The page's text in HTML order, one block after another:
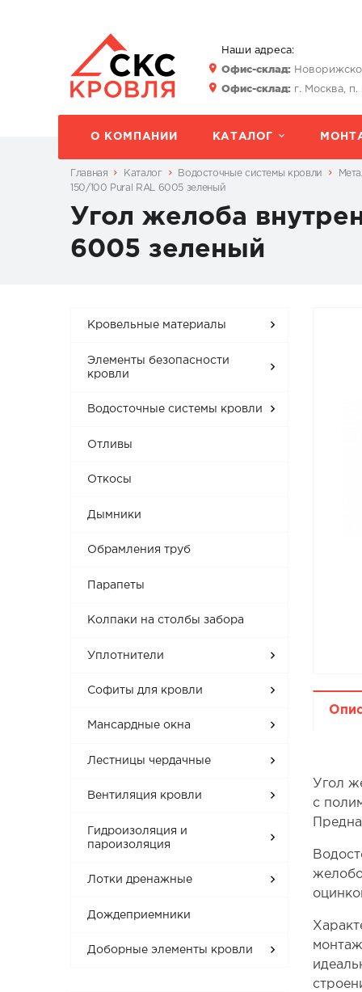
Наши адреса:
Офис-склад:
Офис-склад:г. Москва, п.
О КОМПАНИИ КАТАЛОГ
Главная Каталог Водосточные системы кровли
150/100 Pural RAL 6005 зеленый
Угол желоба
6005 зеленый
Кровельные материалы
Элементы безопасности
кровли
Водосточные системы кровли
Отливы
Откосы
Дымники
Обрамления труб
Парапеты
Колпаки на столбы забора
Уплотнители
Софиты для кровли
Мансардные окна
Лестницы чердачные
Вентиляция кровли
Гидроизоляция и
пароизоляция
Лотки дренажные
Дождеприемники
Доборные элементы кровли
Угол
с